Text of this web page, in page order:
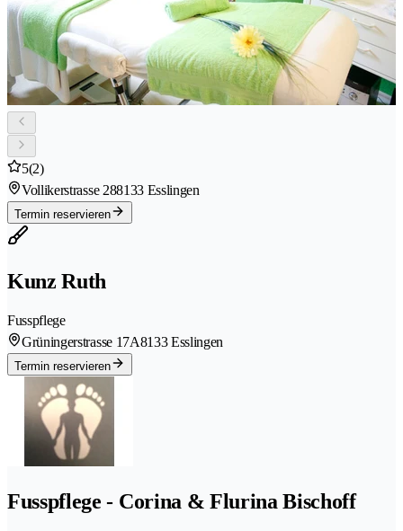
5(2)
Vollikerstrasse 288133 Esslingen
Termin reservieren
Kunz Ruth
Fusspflege
Grüningerstrasse 17A8133 Esslingen
Termin reservieren
Fusspflege - Corina & Flurina Bischoff